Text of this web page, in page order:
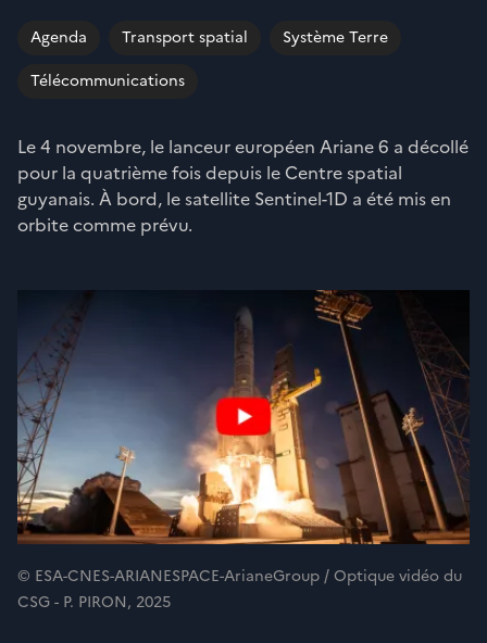
Agenda Transport spatial
Système Terre
Télécommunications
Le 4 novembre, le lanceur européen Ariane 6 a décollé
pour la quatrième fois depuis le Centre spatial
guyanais. À bord, le satellite Sentinel-1D a été mis en
orbite comme prévu.
© ESA-CNES-ARIANESPACE-ArianeGroup / Optique vidéo du
CSG - P. PIRON, 2025